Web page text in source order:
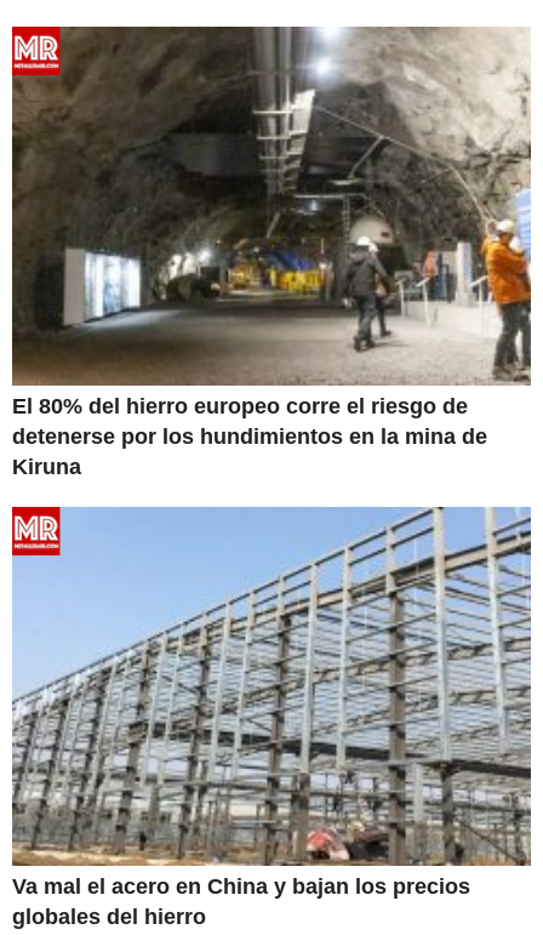
El 80% del hierro europeo corre el riesgo de
detenerse por los hundimientos en la mina de
Kiruna
Va mal el acero en China y bajan los precios
globales del hierro